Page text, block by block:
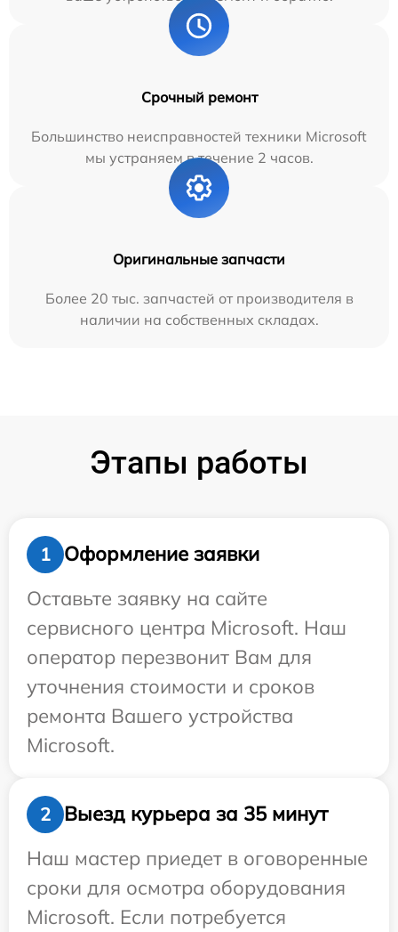
Срочный ремонт
Большинство неисправностей техники Microsoft
мы устраняем в течение 2 часов.
Оригинальные запчасти
Более 20 тыс. запчастей от производителя в
наличии на собственных складах.
Этапы работы
1
Оформление заявки
Оставьте заявку на сайте
сервисного центра Microsoft. Наш
оператор перезвонит Вам для
уточнения стоимости и сроков
ремонта Вашего устройства
Microsoft.
2
Выезд курьера за 35 минут
Наш мастер приедет в оговоренные
сроки для осмотра оборудования
Microsoft. Если потребуется